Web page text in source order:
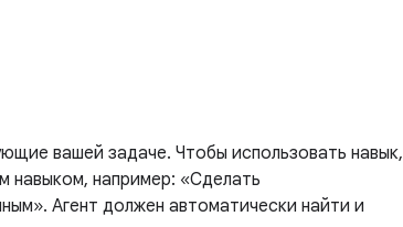
вашей задаче. Чтобы использовать навык,
навыком, например: «Сделать
Агент должен автоматически найти и